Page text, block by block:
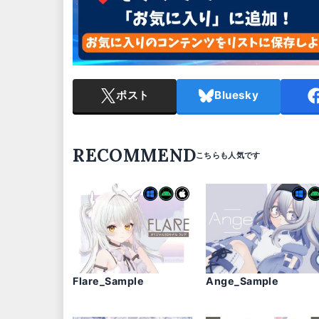
ポスト Bluesky
RECOMMEND
Flare_Sample Ange_Sample